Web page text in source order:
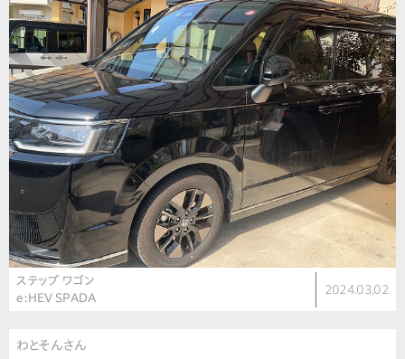
ステップ ワゴン
e:HEV SPADA
2024.03.02
わとそんさん